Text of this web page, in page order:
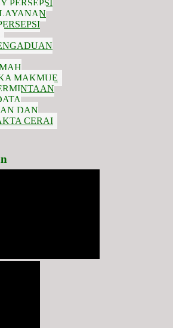
PERSEPSI
MAKMUE
DAN
CERAI